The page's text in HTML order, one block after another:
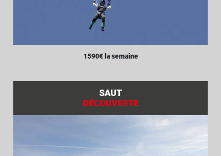
1590€ la semaine
SAUT
DÉCOUVERTE